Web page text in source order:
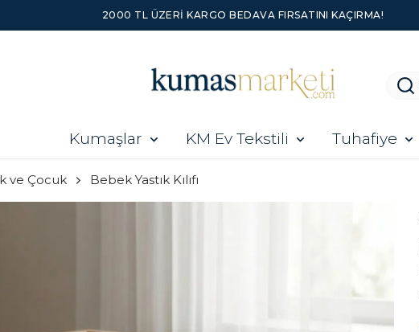
2000 TL ÜZERI KARGO BEDAVA FIRSATINI KAÇIRMA!
Kumaşlar KM Ev Tekstili Tuhafiye
ve Çocuk Bebek Yastık Kılıfı